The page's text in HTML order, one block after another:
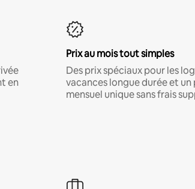
en
Prix au mois tout simples
Des prix spéciaux pour les
vacances longue durée et
mensuel unique sans frais